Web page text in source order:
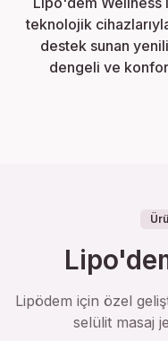
teknolojik
destek sunan
dengeli ve
Lipödem için özel
selülit masaj